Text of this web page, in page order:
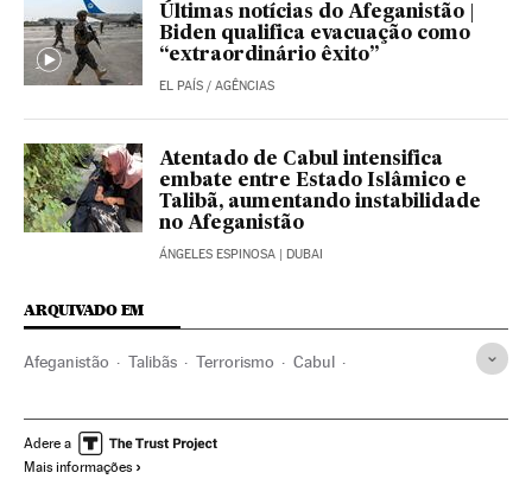
Últimas notícias do Afeganistão |
Biden qualifica evacuação como
“extraordinário êxito”
EL PAÍS / AGÊNCIAS
Atentado de Cabul intensifica
embate entre Estado Islâmico e
Talibã, aumentando instabilidade
no Afeganistão
ÁNGELES ESPINOSA | DUBAI
ARQUIVADO EM
Afeganistão Talibãs Terrorismo Cabul
Adere a
Mais informações